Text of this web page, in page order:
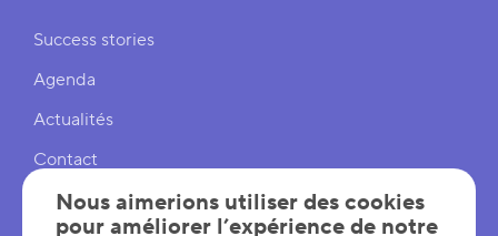
Liens rapides
Success stories
Agenda
Actualités
Contact
Cookies
Nous aimerions utiliser des cookies
pour améliorer l’expérience de notre